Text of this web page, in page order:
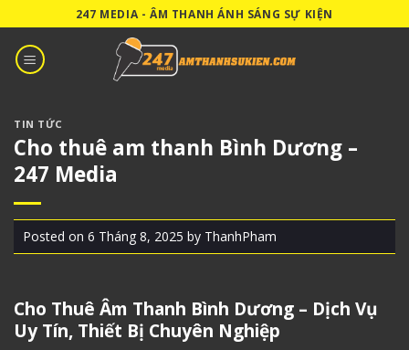
to
content
247 MEDIA - ÂM THANH ÁNH SÁNG SỰ KIỆN
TIN TỨC
Cho thuê am thanh Bình Dương –
247 Media
Posted on 6 Tháng 8, 2025 by ThanhPham
Cho Thuê Âm Thanh Bình Dương – Dịch Vụ
Uy Tín, Thiết Bị Chuyên Nghiệp